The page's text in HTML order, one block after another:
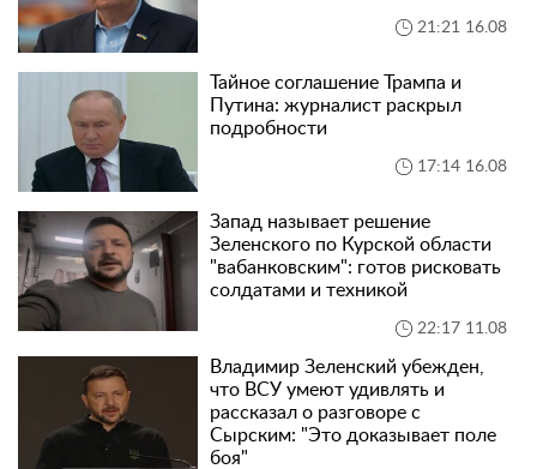
21:21 16.08
Тайное соглашение Трампа и
Путина: журналист раскрыл
подробности
17:14 16.08
Запад называет решение
Зеленского по Курской области
"вабанковским": готов рисковать
солдатами и техникой
22:17 11.08
Владимир Зеленский убежден,
что ВСУ умеют удивлять и
рассказал о разговоре с
Сырским: "Это доказывает поле
боя"